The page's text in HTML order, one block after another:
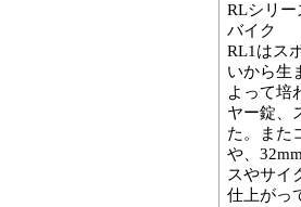
RLシリー
バイク
RL1はス
いから生
よって培
ヤー錠、
た。また
や、
スやサイ
仕上がっ